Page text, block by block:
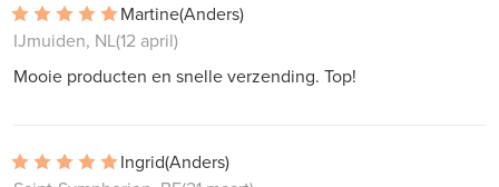
Martine(Anders)
IJmuiden, NL(12 april)
Mooie producten en snelle verzending. Top!
Ingrid(Anders)